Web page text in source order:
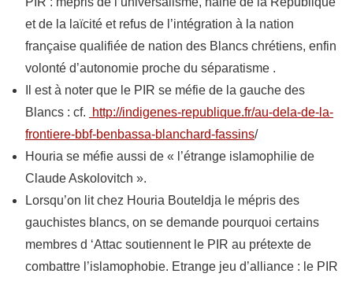
et de la laïcité et refus de l’intégration à la nation
française qualifiée de nation des Blancs chrétiens, enfin
volonté d’autonomie proche du séparatisme .
Il est à noter que le PIR se méfie de la gauche des
Blancs : cf.
http://indigenes-republique.fr/au-dela-de-la-
frontiere-bbf-benbassa-blanchard-fassins/
Houria se méfie aussi de « l’étrange islamophilie de
Claude Askolovitch ».
Lorsqu’on lit chez Houria Bouteldja le mépris des
gauchistes blancs, on se demande pourquoi certains
membres d ‘Attac soutiennent le PIR au prétexte de
combattre l’islamophobie. Etrange jeu d’alliance : le PIR